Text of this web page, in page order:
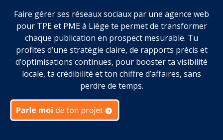
Faire gérer ses réseaux sociaux par une agence web
pour TPE et PME à Liège te permet de transformer
chaque publication en prospect mesurable. Tu
profites d’une stratégie claire, de rapports précis et
d’optimisations continues, pour booster ta visibilité
locale, ta crédibilité et ton chiffre d’affaires, sans
perdre de temps.